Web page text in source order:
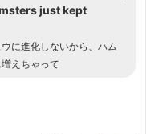
just kept
に進化しないから、ハム
えちゃって